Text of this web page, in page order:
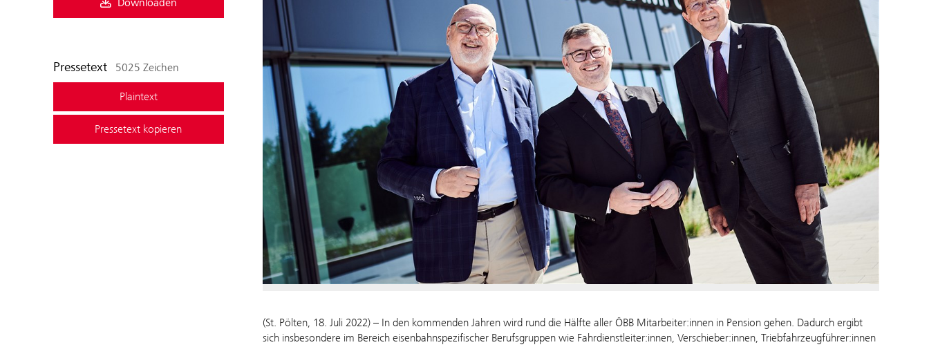
Pressetext 5025 Zeichen
Plaintext
Pressetext kopieren
(St. Pölten, 18. Juli 2022) – In den kommenden Jahren wird rund die Hälfte aller ÖBB Mitarbeiter:innen in Pension gehen. Dadurch ergibt
sich insbesondere im Bereich eisenbahnspezifischer Berufsgruppen wie Fahrdienstleiter:innen, Verschieber:innen, Triebfahrzeugführer:innen